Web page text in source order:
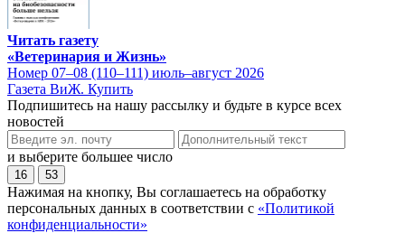
Читать газету
«Ветеринария и Жизнь»
Номер 07–08 (110–111) июль–август 2026
Газета ВиЖ. Купить
Подпишитесь на нашу рассылку и будьте в курсе всех
новостей
и выберите большее число
16 53
Нажимая на кнопку, Вы соглашаетесь на обработку
персональных данных в соответствии с «Политикой
конфиденциальности»